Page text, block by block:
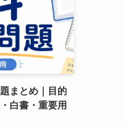
まとめ｜目的
白書・重要用